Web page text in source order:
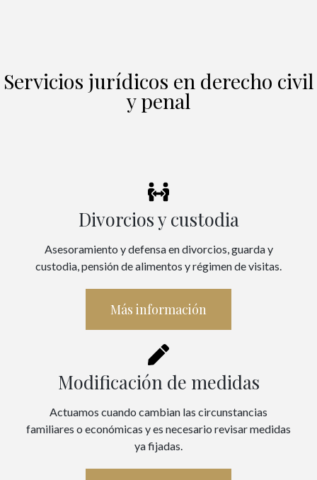
Servicios jurídicos en derecho civil
y penal
Divorcios y custodia
Asesoramiento y defensa en divorcios, guarda y
custodia, pensión de alimentos y régimen de visitas.
Más información
Modificación de medidas
Actuamos cuando cambian las circunstancias
familiares o económicas y es necesario revisar medidas
ya fijadas.